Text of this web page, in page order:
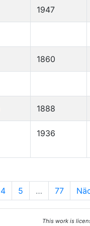
1947
1860
1888
1936
4 5 … 77
This work is